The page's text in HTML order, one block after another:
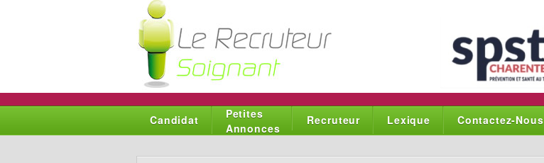
Candidat
Petites
Annonces
Recruteur Lexique Contactez-Nous